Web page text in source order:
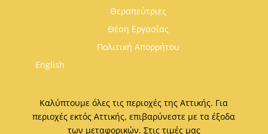
Θεραπεύτριες
Θέση Εργασίας
Πολιτική Απορρήτου
English
Καλύπτουμε όλες τις περιοχές της Αττικής. Για
περιοχές εκτός Αττικής, επιβαρύνεστε με τα έξοδα
των μεταφορικών. Στις τιμές μας